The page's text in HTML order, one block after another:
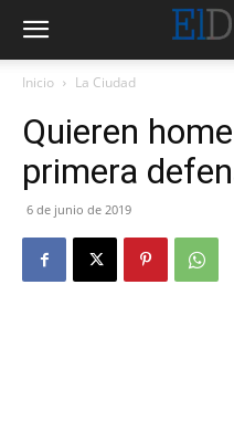
Inicio La Ciudad
Quieren
primera
6 de junio de 2019